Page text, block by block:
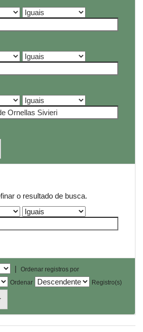
o resultado de busca.
|
Ordenar registros por
Ordenar
Registro(s)